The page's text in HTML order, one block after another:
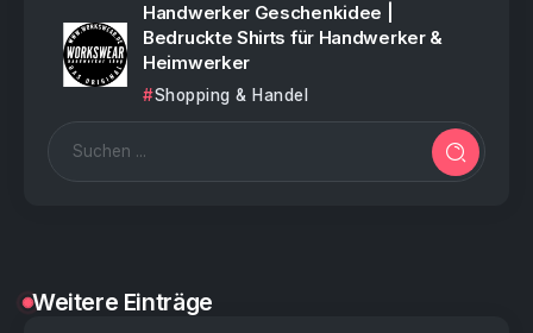
Handwerker Geschenkidee |
Bedruckte Shirts für Handwerker &
Heimwerker
Shopping & Handel
Weitere Einträge